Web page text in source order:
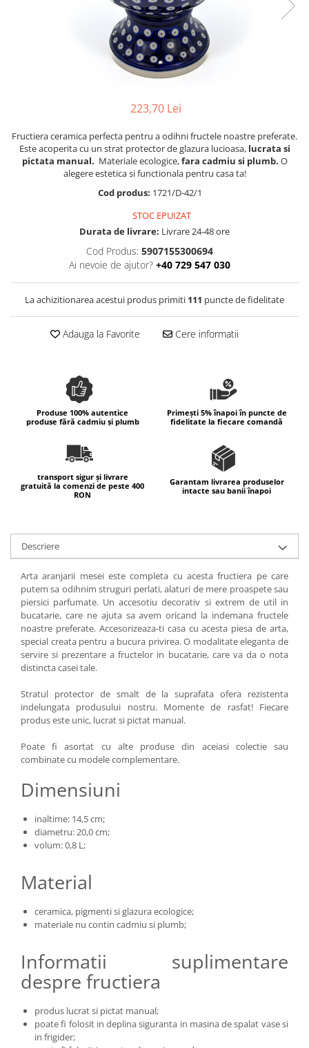
Recipiente depozitare
Baie
Colectia Forget-me-nots
Colectia Basket of Blue
Colectia Leaf Bed
Colectia Autumn Garden
Colectia Little Flowers
Colectia Morning Sunrise
Colectia Morning Glory
Colectia Blue Sea
Colectia Wild Hearts
Colectia Blue Spring
223,70 Lei
Fructiera ceramica perfecta pentru a odihni fructele noastre preferate.
Este acoperita cu un strat protector de glazura lucioasa, lucrata si
pictata manual. Materiale ecologice,fara cadmiu si plumb. O
alegere estetica si functionala pentru casa ta!
Cod produs: 1721/D-42/1
STOC EPUIZAT
Durata de livrare: Livrare 24-48 ore
Cod Produs: 5907155300694
Ai nevoie de ajutor? +40 729 547 030
La achizitionarea acestui produs primiti 111 puncte de fidelitate
Adauga la Favorite Cere informatii
Produse 100% autentice
produse fără cadmiu și plumb
Primești 5% înapoi în puncte de
fidelitate la fiecare comandă
transport sigur și livrare
gratuită la comenzi de peste 400
RON
Garantam livrarea produselor
intacte sau banii înapoi
Descriere
Arta aranjarii mesei este completa cu acesta fructiera pe care
putem sa odihnim struguri perlati, alaturi de mere proaspete sau
piersici parfumate. Un accesotiu decorativ si extrem de util in
bucatarie, care ne ajuta sa avem oricand la indemana fructele
noastre preferate. Accesorizeaza-ti casa cu acesta piesa de arta,
special creata pentru a bucura privirea. O modalitate eleganta de
servire si prezentare a fructelor in bucatarie, care va da o nota
distincta casei tale.
Stratul protector de smalt de la suprafata ofera rezistenta
indelungata produsului nostru. Momente de rasfat! Fiecare
produs este unic, lucrat si pictat manual.
Poate fi asortat cu alte produse din aceiasi colectie sau
combinate cu modele complementare.
Dimensiuni
inaltime: 14,5 cm;
diametru: 20,0 cm;
volum: 0,8 L;
Material
ceramica, pigmenti si glazura ecologice;
materiale nu contin cadmiu si plumb;
Informatii suplimentare
despre fructiera
produs lucrat si pictat manual;
poate fi folosit in deplina siguranta in masina de spalat vase si
in frigider;